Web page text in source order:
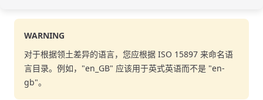
WARNING
对于根据领土差异的语言，您应根据 ISO 15897 来命名语
言目录。例如，"en_GB" 应该用于英式英语而不是 "en-
gb"。